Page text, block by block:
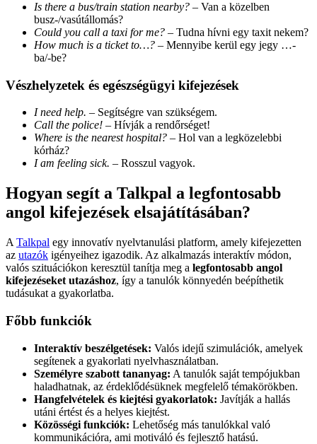
Is there a bus/train station nearby? – Van a közelben
busz-/vasútállomás?
Could you call a taxi for me? – Tudna hívni egy taxit nekem?
How much is a ticket to…? – Mennyibe kerül egy jegy …-
ba/-be?
Vészhelyzetek és egészségügyi kifejezések
I need help. – Segítségre van szükségem.
Call the police! – Hívják a rendőrséget!
Where is the nearest hospital? – Hol van a legközelebbi
kórház?
I am feeling sick. – Rosszul vagyok.
Hogyan segít a Talkpal a legfontosabb
angol kifejezések elsajátításában?
A Talkpal egy innovatív nyelvtanulási platform, amely kifejezetten
az utazók igényeihez igazodik. Az alkalmazás interaktív módon,
valós szituációkon keresztül tanítja meg a legfontosabb angol
kifejezéseket utazáshoz, így a tanulók könnyedén beépíthetik
tudásukat a gyakorlatba.
Főbb funkciók
Interaktív beszélgetések: Valós idejű szimulációk, amelyek
segítenek a gyakorlati nyelvhasználatban.
Személyre szabott tananyag: A tanulók saját tempójukban
haladhatnak, az érdeklődésüknek megfelelő témakörökben.
Hangfelvételek és kiejtési gyakorlatok: Javítják a hallás
utáni értést és a helyes kiejtést.
Közösségi funkciók: Lehetőség más tanulókkal való
kommunikációra, ami motiváló és fejlesztő hatású.